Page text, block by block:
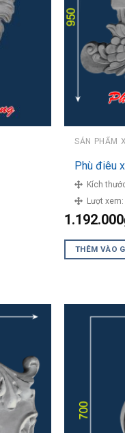
SẢN PHẨM
Phù điêu
Kích
Lượt xem:
1.192.000
THÊM VÀO